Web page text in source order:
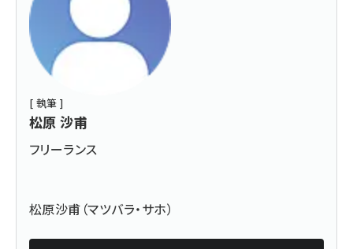
[ 執筆 ]
松原 沙甫
フリーランス
松原沙甫（マツバラ・サホ）